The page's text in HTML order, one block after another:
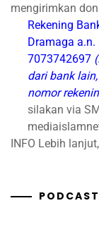
mengirimkan
Rekening
Dramaga a.n.
7073742697
dari bank
nomor
silakan via
INFO Lebih